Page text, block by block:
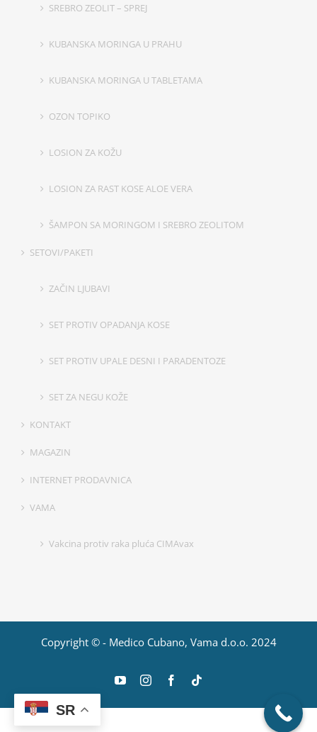
SREBRO ZEOLIT – SPREJ
KUBANSKA MORINGA U PRAHU
KUBANSKA MORINGA U TABLETAMA
OZON TOPIKO
LOSION ZA KOŽU
LOSION ZA RAST KOSE ALOE VERA
ŠAMPON SA MORINGOM I SREBRO ZEOLITOM
SETOVI/PAKETI
ZAČIN LJUBAVI
SET PROTIV OPADANJA KOSE
SET PROTIV UPALE DESNI I PARADENTOZE
SET ZA NEGU KOŽE
KONTAKT
MAGAZIN
INTERNET PRODAVNICA
VAMA
Vakcina protiv raka pluća CIMAvax
Copyright © - Medico Cubano, Vama d.o.o. 2024
YouTubeInstagramFacebook
SR